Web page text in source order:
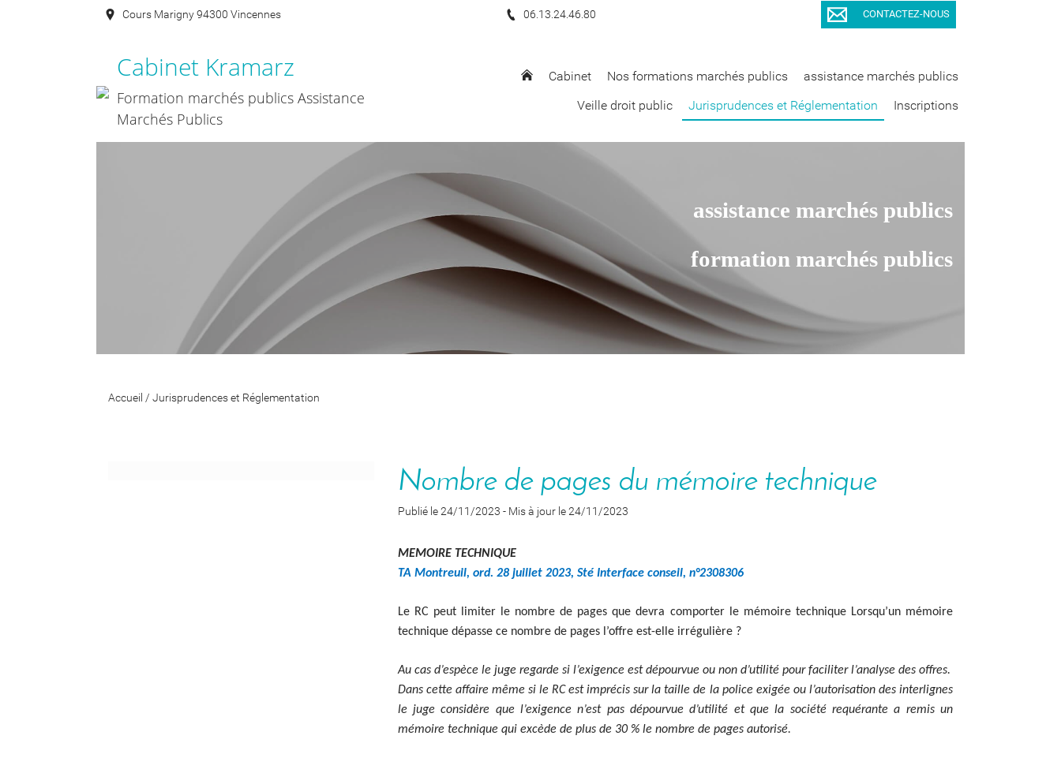
Cabinet Kramarz
Formation marchés publics Assistance
Marchés Publics
Cabinet Nos formations marchés publics
assistance marchés publics
Veille droit public
Jurisprudences et Réglementation Inscriptions
Cours Marigny 94300 Vincennes 06.13.24.46.80 CONTACTEZ-NOUS
assistance marchés publics
formation marchés publics
Accueil / Jurisprudences et Réglementation
Nombre de pages du mémoire technique
Publié le 24/11/2023 - Mis à jour le 24/11/2023
MEMOIRE TECHNIQUE
TA Montreuil, ord. 28 juillet 2023, Sté Interface conseil, n°2308306
Le RC peut limiter le nombre de pages que devra comporter le mémoire technique Lorsqu’un mémoire
technique dépasse ce nombre de pages l’offre est-elle irrégulière ?
Au cas d’espèce le juge regarde si l’exigence est dépourvue ou non d’utilité pour faciliter l’analyse des offres.
Dans cette affaire même si le RC est imprécis sur la taille de la police exigée ou l’autorisation des interlignes
le juge considère que l’exigence n’est pas dépourvue d’utilité et que la société requérante a remis un
mémoire technique qui excède de plus de 30 % le nombre de pages autorisé.